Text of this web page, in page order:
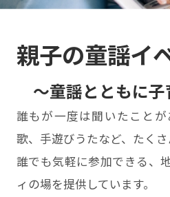
親子の童謡イ
〜童謡とともに
誰もが⼀度は聞いたこと
歌、⼿遊びうたなど、たくさ
誰でも気軽に参加できる、
ィの場を提供しています。